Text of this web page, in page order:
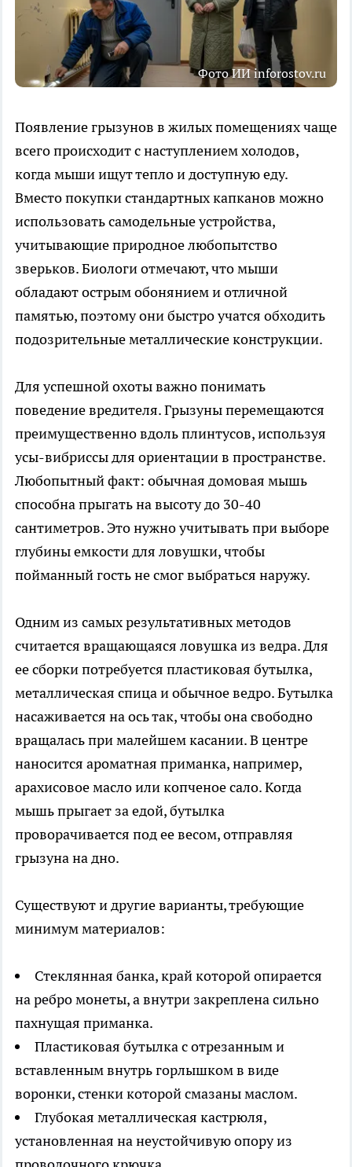
Фото ИИ inforostov.ru
Появление грызунов в жилых помещениях чаще
всего происходит с наступлением холодов,
когда мыши ищут тепло и доступную еду.
Вместо покупки стандартных капканов можно
использовать самодельные устройства,
учитывающие природное любопытство
зверьков. Биологи отмечают, что мыши
обладают острым обонянием и отличной
памятью, поэтому они быстро учатся обходить
подозрительные металлические конструкции.
Для успешной охоты важно понимать
поведение вредителя. Грызуны перемещаются
преимущественно вдоль плинтусов, используя
усы-вибриссы для ориентации в пространстве.
Любопытный факт: обычная домовая мышь
способна прыгать на высоту до 30-40
сантиметров. Это нужно учитывать при выборе
глубины емкости для ловушки, чтобы
пойманный гость не смог выбраться наружу.
Одним из самых результативных методов
считается вращающаяся ловушка из ведра. Для
ее сборки потребуется пластиковая бутылка,
металлическая спица и обычное ведро. Бутылка
насаживается на ось так, чтобы она свободно
вращалась при малейшем касании. В центре
наносится ароматная приманка, например,
арахисовое масло или копченое сало. Когда
мышь прыгает за едой, бутылка
проворачивается под ее весом, отправляя
грызуна на дно.
Существуют и другие варианты, требующие
минимум материалов:
Стеклянная банка, край которой опирается
на ребро монеты, а внутри закреплена сильно
пахнущая приманка.
Пластиковая бутылка с отрезанным и
вставленным внутрь горлышком в виде
воронки, стенки которой смазаны маслом.
Глубокая металлическая кастрюля,
установленная на неустойчивую опору из